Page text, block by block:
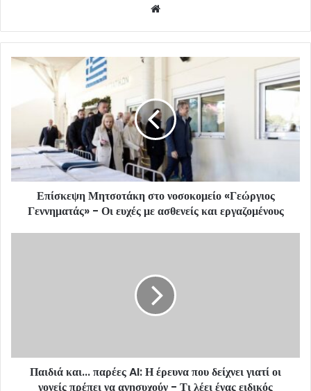
Επίσκεψη Μητσοτάκη στο νοσοκομείο «Γεώργιος
Γεννηματάς» - Οι ευχές με ασθενείς και εργαζομένους
Παιδιά και... παρέες AI: Η έρευνα που δείχνει γιατί οι
γονείς πρέπει να ανησυχούν - Τι λέει ένας ειδικός